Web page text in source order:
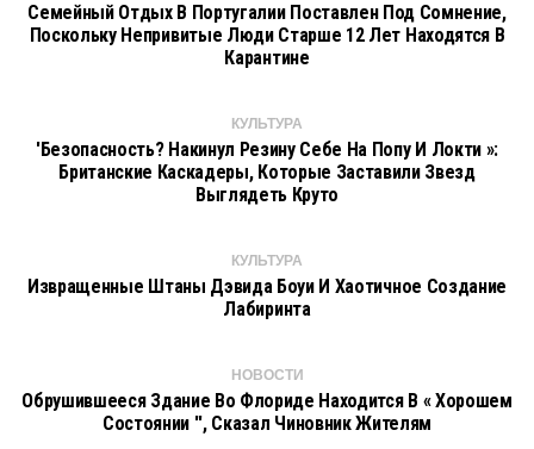
Семейный Отдых В Португалии Поставлен Под Сомнение,
Поскольку Непривитые Люди Старше 12 Лет Находятся В
Карантине
КУЛЬТУРА
'Безопасность? Накинул Резину Себе На Попу И Локти »:
Британские Каскадеры, Которые Заставили Звезд
Выглядеть Круто
КУЛЬТУРА
Извращенные Штаны Дэвида Боуи И Хаотичное Создание
Лабиринта
НОВОСТИ
Обрушившееся Здание Во Флориде Находится В « Хорошем
Состоянии '', Сказал Чиновник Жителям